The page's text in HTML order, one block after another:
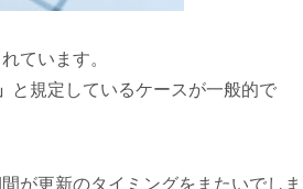
ています。
と規定しているケースが一般的で
が更新のタイミングをまたいでしま